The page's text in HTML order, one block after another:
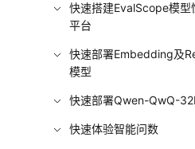
快速搭建EvalScope模型
平台
快速部署Embedding及
模型
快速部署Qwen-QwQ-
快速体验智能问数